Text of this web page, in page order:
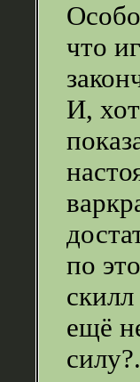
что
И,
по
ещё